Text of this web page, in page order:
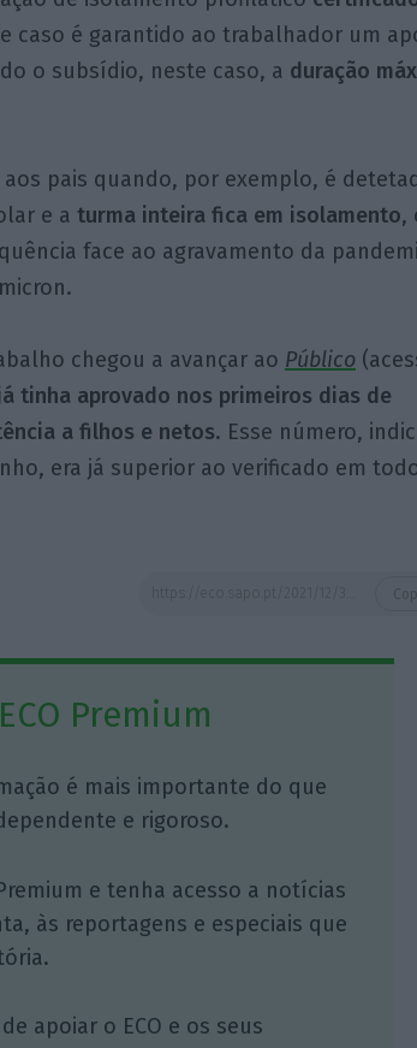
caso é garantido ao trabalhador um
o subsídio, neste caso, a duração
pais quando, por exemplo, é
e a turma inteira fica em isolamento,
face ao agravamento da
chegou a avançar ao Público
tinha aprovado nos primeiros dias de
a filhos e netos. Esse número,
era já superior ao verificado em
Premium
é mais importante do que
e rigoroso.
e tenha acesso a notícias
às reportagens e especiais que
apoiar o ECO e os seus